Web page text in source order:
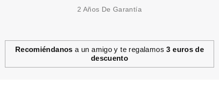
2 Años De Garantía
Recomiéndanos a un amigo y te regalamos3 euros de
descuento